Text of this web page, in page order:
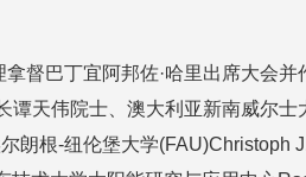
督巴丁宜阿邦佐·哈里出席大会
天伟院士、澳大利亚新南威尔士
根-纽伦堡大学(FAU)Christoph